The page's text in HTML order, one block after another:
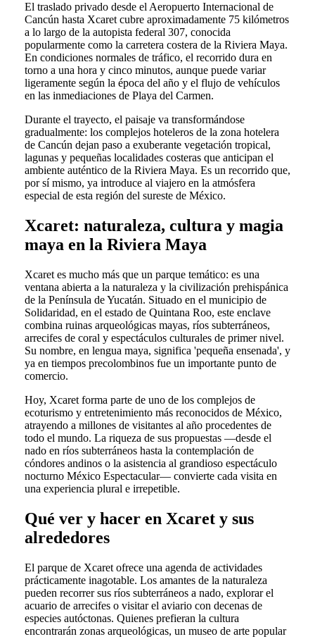
El traslado privado desde el Aeropuerto Internacional de
Cancún hasta Xcaret cubre aproximadamente 75 kilómetros
a lo largo de la autopista federal 307, conocida
popularmente como la carretera costera de la Riviera Maya.
En condiciones normales de tráfico, el recorrido dura en
torno a una hora y cinco minutos, aunque puede variar
ligeramente según la época del año y el flujo de vehículos
en las inmediaciones de Playa del Carmen.
Durante el trayecto, el paisaje va transformándose
gradualmente: los complejos hoteleros de la zona hotelera
de Cancún dejan paso a exuberante vegetación tropical,
lagunas y pequeñas localidades costeras que anticipan el
ambiente auténtico de la Riviera Maya. Es un recorrido que,
por sí mismo, ya introduce al viajero en la atmósfera
especial de esta región del sureste de México.
Xcaret: naturaleza, cultura y magia
maya en la Riviera Maya
Xcaret es mucho más que un parque temático: es una
ventana abierta a la naturaleza y la civilización prehispánica
de la Península de Yucatán. Situado en el municipio de
Solidaridad, en el estado de Quintana Roo, este enclave
combina ruinas arqueológicas mayas, ríos subterráneos,
arrecifes de coral y espectáculos culturales de primer nivel.
Su nombre, en lengua maya, significa 'pequeña ensenada', y
ya en tiempos precolombinos fue un importante punto de
comercio.
Hoy, Xcaret forma parte de uno de los complejos de
ecoturismo y entretenimiento más reconocidos de México,
atrayendo a millones de visitantes al año procedentes de
todo el mundo. La riqueza de sus propuestas —desde el
nado en ríos subterráneos hasta la contemplación de
cóndores andinos o la asistencia al grandioso espectáculo
nocturno México Espectacular— convierte cada visita en
una experiencia plural e irrepetible.
Qué ver y hacer en Xcaret y sus
alrededores
El parque de Xcaret ofrece una agenda de actividades
prácticamente inagotable. Los amantes de la naturaleza
pueden recorrer sus ríos subterráneos a nado, explorar el
acuario de arrecifes o visitar el aviario con decenas de
especies autóctonas. Quienes prefieran la cultura
encontrarán zonas arqueológicas, un museo de arte popular